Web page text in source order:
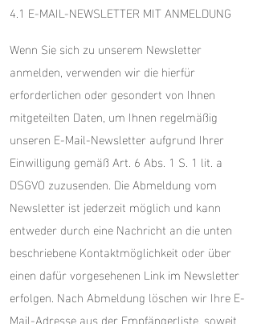
4.1 E-MAIL-NEWSLETTER MIT ANMELDUNG
Wenn Sie sich zu unserem Newsletter
anmelden, verwenden wir die hierfür
erforderlichen oder gesondert von Ihnen
mitgeteilten Daten, um Ihnen regelmäßig
unseren E-Mail-Newsletter aufgrund Ihrer
Einwilligung gemäß Art. 6 Abs. 1 S. 1 lit. a
DSGVO zuzusenden. Die Abmeldung vom
Newsletter ist jederzeit möglich und kann
entweder durch eine Nachricht an die unten
beschriebene Kontaktmöglichkeit oder über
einen dafür vorgesehenen Link im Newsletter
erfolgen. Nach Abmeldung löschen wir Ihre E-
Mail-Adresse aus der Empfängerliste, soweit